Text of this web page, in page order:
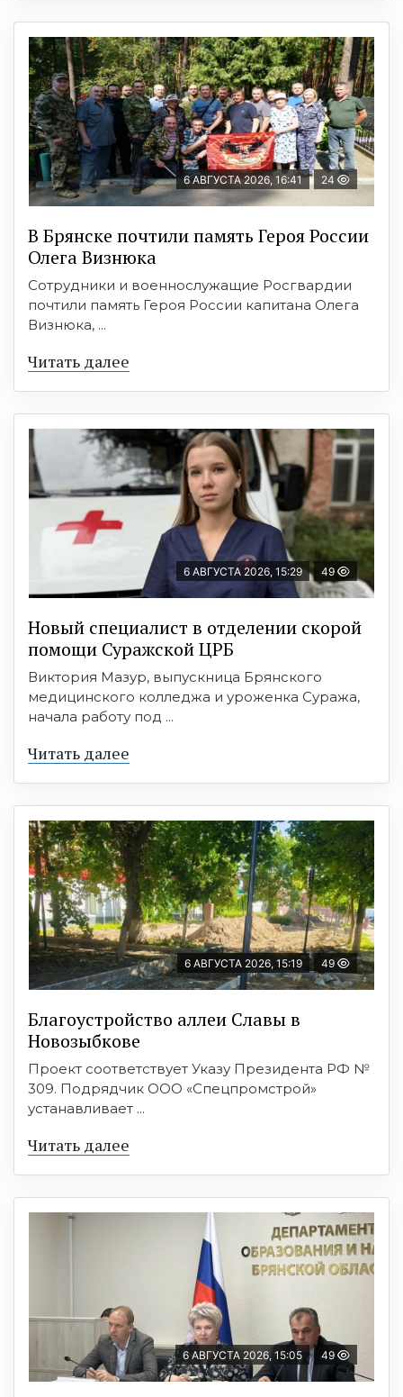
6 АВГУСТА 2026, 16:41 24
В Брянске почтили память Героя России
Олега Визнюка
Сотрудники и военнослужащие Росгвардии
почтили память Героя России капитана Олега
Визнюка, ...
Читать далее
6 АВГУСТА 2026, 15:29 49
Новый специалист в отделении скорой
помощи Суражской ЦРБ
Виктория Мазур, выпускница Брянского
медицинского колледжа и уроженка Суража,
начала работу под ...
Читать далее
6 АВГУСТА 2026, 15:19 49
Благоустройство аллеи Славы в
Новозыбкове
Проект соответствует Указу Президента РФ №
309. Подрядчик ООО «Спецпромстрой»
устанавливает ...
Читать далее
6 АВГУСТА 2026, 15:05 49